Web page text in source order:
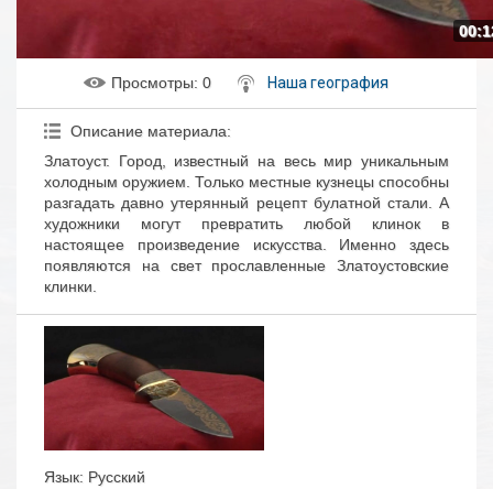
Просмотры: 0 Наша география
Описание материала:
Златоуст. Город, известный на весь мир уникальным
холодным оружием. Только местные кузнецы способны
разгадать давно утерянный рецепт булатной стали. А
художники могут превратить любой клинок в
настоящее произведение искусства. Именно здесь
появляются на свет прославленные Златоустовские
клинки.
Язык: Русский